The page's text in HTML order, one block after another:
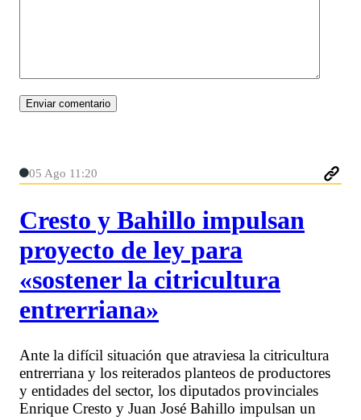
05 Ago 11:20
Cresto y Bahillo impulsan
proyecto de ley para
«sostener la citricultura
entrerriana»
Ante la difícil situación que atraviesa la citricultura
entrerriana y los reiterados planteos de productores
y entidades del sector, los diputados provinciales
Enrique Cresto y Juan José Bahillo impulsan un